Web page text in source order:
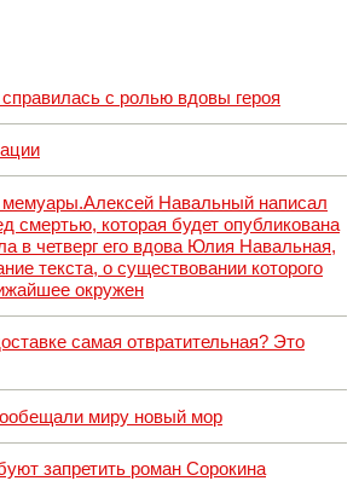
с ролью вдовы героя
Навальный написал
смертью, которая будет опубликована
в четверг его вдова Юлия Навальная,
текста, о существовании которого
окружен
самая отвратительная? Это
миру новый мор
запретить роман Сорокина